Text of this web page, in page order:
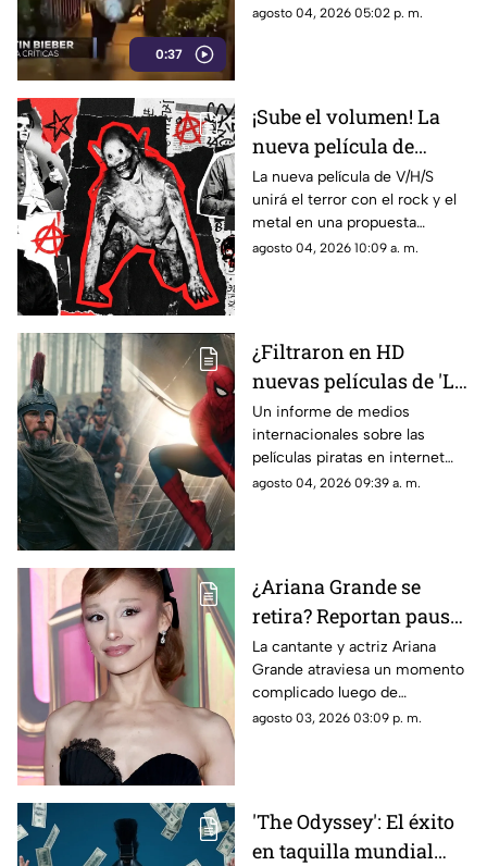
0:37
paseo familiar en yate,
agosto 04, 2026 05:02 p. m.
¡Sube el volumen! La
nueva película de
V/H/S unirá terror y
metal
La nueva película de V/H/S
unirá el terror con el rock y el
metal en una propuesta
cargada de efectos prácticos y
agosto 04, 2026 10:09 a. m.
¿Filtraron en HD
nuevas películas de 'La
Odisea' y 'Spider-Man'?
Esto sabemos
Un informe de medios
internacionales sobre las
películas piratas en internet
causó revuelo por supuestas
agosto 04, 2026 09:39 a. m.
¿Ariana Grande se
retira? Reportan pausa
en su carrera por
críticas a su apariencia
física
La cantante y actriz Ariana
Grande atraviesa un momento
complicado luego de
convertirse en blanco de
agosto 03, 2026 03:09 p. m.
'The Odyssey': El éxito
en taquilla mundial